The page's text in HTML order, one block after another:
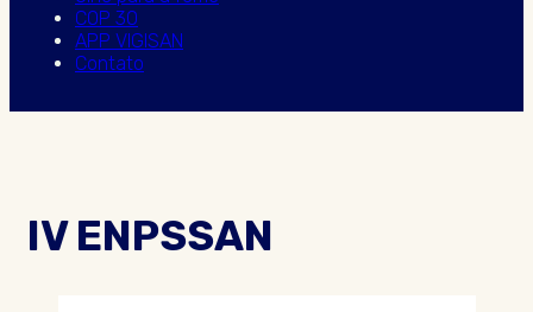
COP 30
APP VIGISAN
Contato
IV ENPSSAN